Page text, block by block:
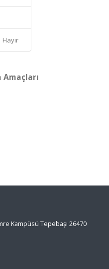
Hayır
Kampüsü Tepebaşı 26470